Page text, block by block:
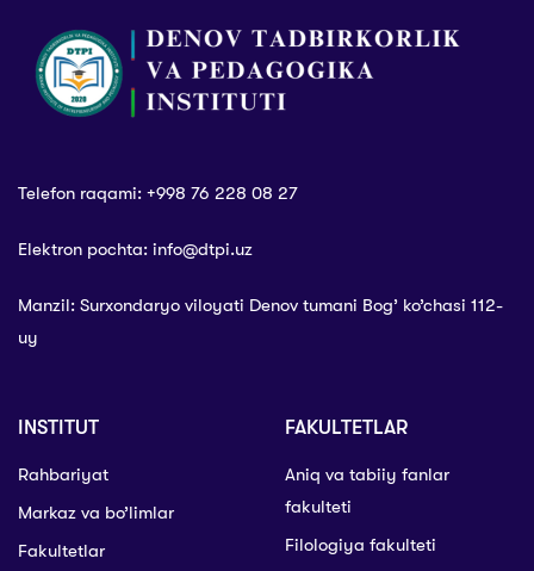
Telefon raqami: +998 76 228 08 27
Elektron pochta: info@dtpi.uz
Manzil: Surxondaryo viloyati Denov tumani Bog’ ko’chasi 112-
uy
INSTITUT
Rahbariyat
Markaz va bo’limlar
Fakultetlar
FAKULTETLAR
Aniq va tabiiy fanlar
fakulteti
Filologiya fakulteti